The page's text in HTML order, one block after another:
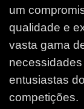
um
qualidade e
vasta gama
entusiastas
competições.